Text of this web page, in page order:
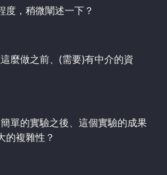
度，稍微闡述一下？
麼做之前、(需要)有中介的資
單的實驗之後、這個實驗的成果
的複雜性？